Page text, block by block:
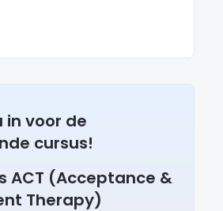
in voor de
cursus!
ACT (Acceptance &
Therapy)